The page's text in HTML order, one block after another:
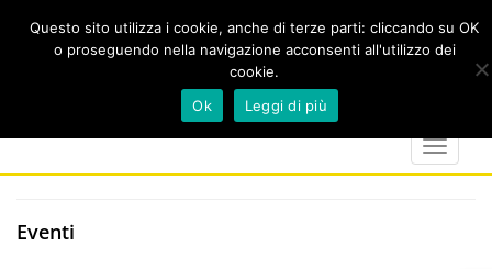
marker
calendar
Toggle
Eventi
Questo sito utilizza i cookie, anche di terze parti: cliccando su OK
o proseguendo nella navigazione acconsenti all'utilizzo dei
cookie.
Ok
Leggi di più